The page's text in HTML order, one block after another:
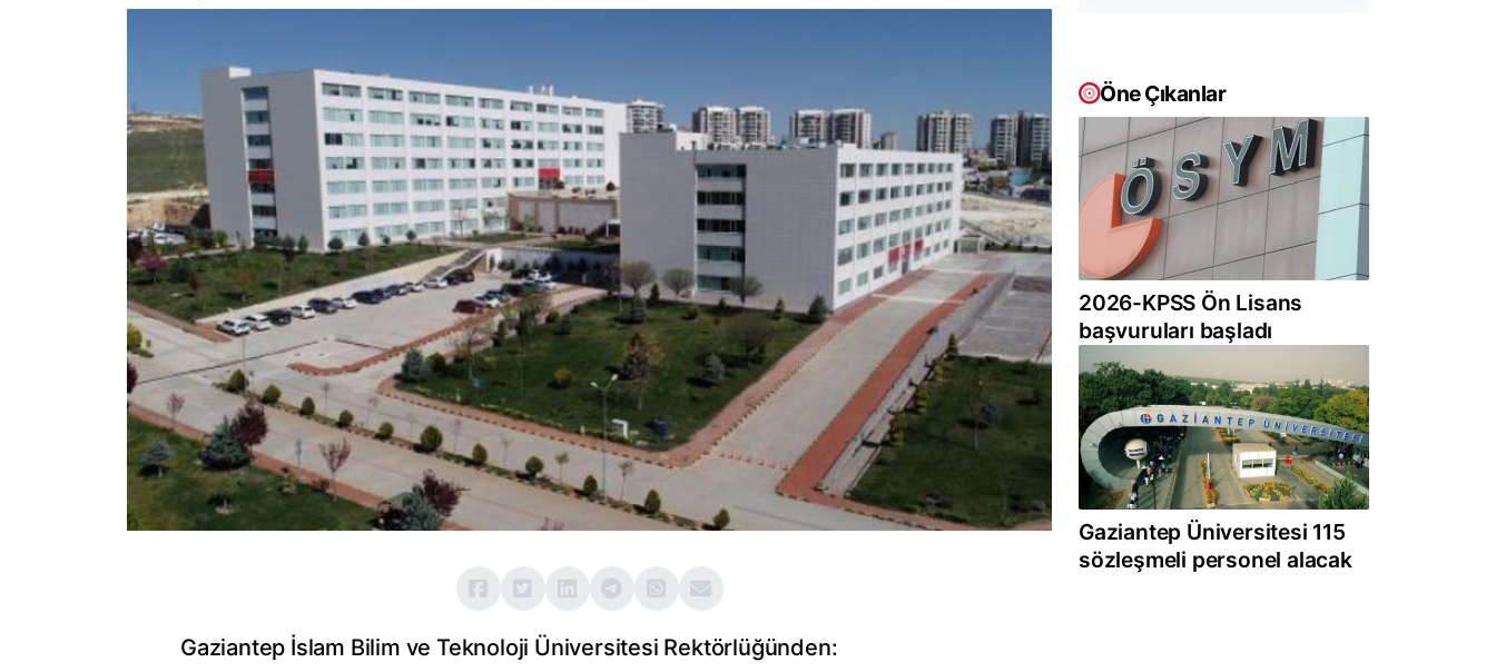
Gaziantep İslam Bilim ve Teknoloji Üniversitesi Rektörlüğünden:
Öne Çıkanlar
2026-KPSS Ön Lisans
başvuruları başladı
Gaziantep Üniversitesi 115
sözleşmeli personel alacak